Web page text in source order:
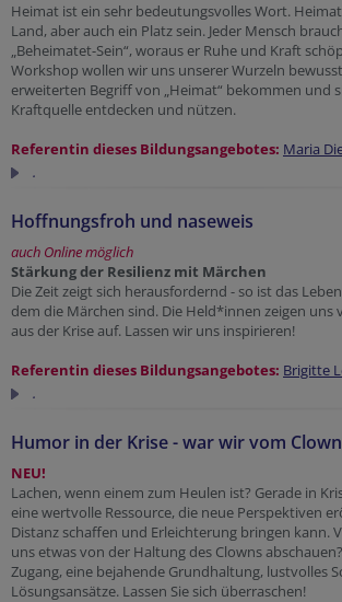
Heimat ist ein sehr bedeutungsvolles Wort.
Land, aber auch ein Platz sein. Jeder Mensch
„Beheimatet-Sein“, woraus er Ruhe und Kraft
Workshop wollen wir uns unserer Wurzeln
erweiterten Begriff von „Heimat“ bekommen und
Kraftquelle entdecken und nützen.
Referentin dieses Bildungsangebotes: Maria
.
Hoffnungsfroh und naseweis
auch Online möglich
Stärkung der Resilienz mit Märchen
Die Zeit zeigt sich herausfordernd - so ist das
dem die Märchen sind. Die Held*innen zeigen uns
aus der Krise auf. Lassen wir uns inspirieren!
Referentin dieses Bildungsangebotes: Brigitte
.
Humor in der Krise - war wir vom
NEU!
Lachen, wenn einem zum Heulen ist? Gerade in
eine wertvolle Ressource, die neue Perspektiven
Distanz schaffen und Erleichterung bringen kann.
uns etwas von der Haltung des Clowns
Zugang, eine bejahende Grundhaltung, lustvolles
Lösungsansätze. Lassen Sie sich überraschen!